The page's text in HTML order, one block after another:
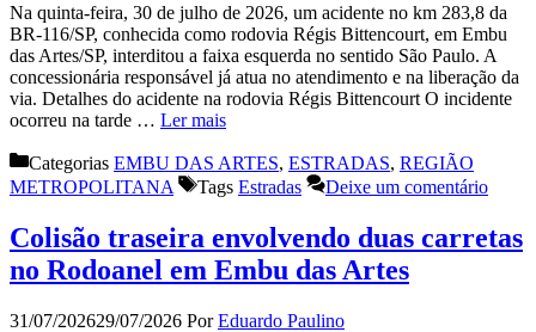
Na quinta-feira, 30 de julho de 2026, um acidente no km 283,8 da
BR-116/SP, conhecida como rodovia Régis Bittencourt, em Embu
das Artes/SP, interditou a faixa esquerda no sentido São Paulo. A
concessionária responsável já atua no atendimento e na liberação da
via. Detalhes do acidente na rodovia Régis Bittencourt O incidente
ocorreu na tarde … Ler mais
Categorias EMBU DAS ARTES, ESTRADAS, REGIÃO
METROPOLITANA
Tags Estradas Deixe um comentário
Colisão traseira envolvendo duas carretas
no Rodoanel em Embu das Artes
31/07/202629/07/2026 PorEduardo Paulino